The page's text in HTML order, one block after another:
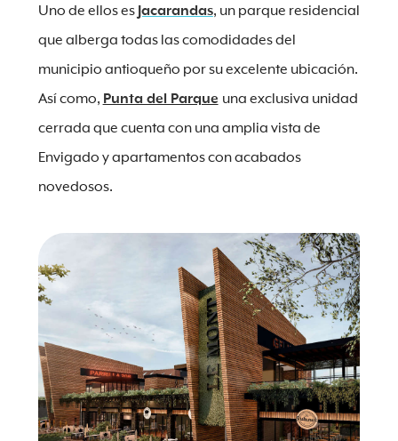
Uno de ellos es Jacarandas, un parque residencial
que alberga todas las comodidades del
municipio antioqueño por su excelente ubicación.
Así como, Punta del Parque una exclusiva unidad
cerrada que cuenta con una amplia vista de
Envigado y apartamentos con acabados
novedosos.